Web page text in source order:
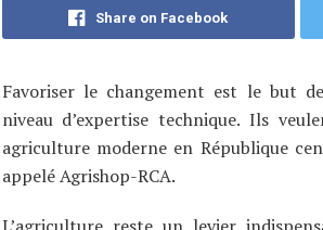
Share on Facebook
Favoriser le changement est le but
niveau d’expertise technique. Ils
agriculture moderne en République
appelé Agrishop-RCA.